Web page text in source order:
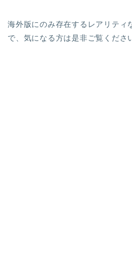
海外版にのみ存在するレアリティ
で、気になる方は是非ご覧くださ